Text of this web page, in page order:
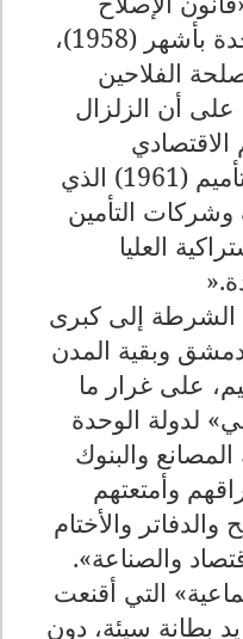
الزراعي» بعد إعلان الوحدة بأشهر (1958)،
الفلاحين
أن الزلزال
السوري أتى مع قانون التأميم (1961) الذي
وشركات التأمين
العليا
».
إلى كبرى
وبقية المدن
على غرار ما
لدولة الوحدة
والبنوك
وأمتعتهم
والأختام
والصناعة».
التي أقنعت
بطانة سيئة، دون